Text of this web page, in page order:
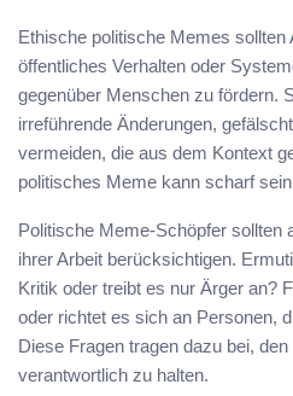
Ethische politische Memes sollten
öffentliches Verhalten oder
gegenüber Menschen zu fördern.
irreführende Änderungen,
vermeiden, die aus dem Kontext
politisches Meme kann scharf
Politische Meme-Schöpfer sollten
ihrer Arbeit berücksichtigen.
Kritik oder treibt es nur Ärger an?
oder richtet es sich an Personen,
Diese Fragen tragen dazu bei,
verantwortlich zu halten.